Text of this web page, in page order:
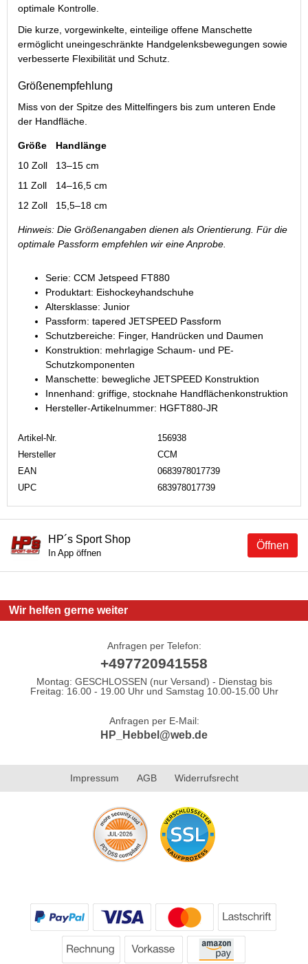
optimale Kontrolle.
Die kurze, vorgewinkelte, einteilige offene Manschette
ermöglicht uneingeschränkte Handgelenksbewegungen sowie
verbesserte Flexibilität und Schutz.
Größenempfehlung
Miss von der Spitze des Mittelfingers bis zum unteren Ende
der Handfläche.
Größe
Handlänge
10 Zoll
13–15 cm
11 Zoll
14–16,5 cm
12 Zoll
15,5–18 cm
Hinweis: Die Größenangaben dienen als Orientierung. Für die
optimale Passform empfehlen wir eine Anprobe.
Serie: CCM Jetspeed FT880
Produktart: Eishockeyhandschuhe
Altersklasse: Junior
Passform: tapered JETSPEED Passform
Schutzbereiche: Finger, Handrücken und Daumen
Konstruktion: mehrlagige Schaum- und PE-
Schutzkomponenten
Manschette: bewegliche JETSPEED Konstruktion
Innenhand: griffige, stocknahe Handflächenkonstruktion
Hersteller-Artikelnummer: HGFT880-JR
Artikel-Nr.
156938
Hersteller
CCM
EAN
0683978017739
UPC
683978017739
Öffnen
HP´s Sport Shop
In App öffnen
Wir helfen gerne weiter
Anfragen per Telefon:
+497720941558
Montag: GESCHLOSSEN (nur Versand) - Dienstag bis
Freitag: 16.00 - 19.00 Uhr und Samstag 10.00-15.00 Uhr
Anfragen per E-Mail:
HP_Hebbel@web.de
Impressum AGB Widerrufsrecht